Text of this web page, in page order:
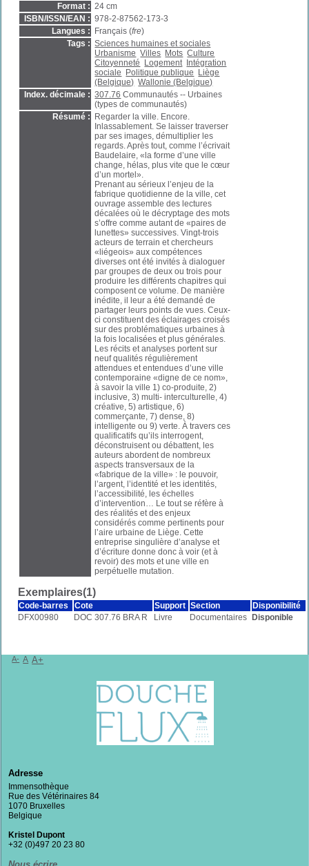
Format : 24 cm
ISBN/ISSN/EAN : 978-2-87562-173-3
Langues :
Français (fre)
Tags : Sciences humaines et sociales
Urbanisme Villes Mots Culture
Citoyenneté
Logement
Intégration
sociale
Politique publique
Liège
(Belgique) Wallonie (Belgique)
Index. décimale : 307.76 Communautés -- Urbaines
(types de communautés)
Résumé :
Regarder la ville. Encore.
Inlassablement. Se laisser traverser
par ses images, démultiplier les
regards. Après tout, comme l’écrivait
Baudelaire, «la forme d’une ville
change, hélas, plus vite que le cœur
d’un mortel».
Prenant au sérieux l’enjeu de la
fabrique quotidienne de la ville, cet
ouvrage assemble des lectures
décalées où le décryptage des mots
s’offre comme autant de «paires de
lunettes» successives. Vingt-trois
acteurs de terrain et chercheurs
«liégeois» aux compétences
diverses ont été invités à dialoguer
par groupes de deux ou trois pour
produire les différents chapitres qui
composent ce volume. De manière
inédite, il leur a été demandé de
partager leurs points de vues. Ceux-
ci constituent des éclairages croisés
sur des problématiques urbaines à
la fois localisées et plus générales.
Les récits et analyses portent sur
neuf qualités régulièrement
attendues et entendues d’une ville
contemporaine «digne de ce nom»,
à savoir la ville 1) co-produite, 2)
inclusive, 3) multi- interculturelle, 4)
créative, 5) artistique, 6)
commerçante, 7) dense, 8)
intelligente ou 9) verte. À travers ces
qualificatifs qu’ils interrogent,
déconstruisent ou débattent, les
auteurs abordent de nombreux
aspects transversaux de la
«fabrique de la ville» : le pouvoir,
l’argent, l’identité et les identités,
l’accessibilité, les échelles
d’intervention… Le tout se réfère à
des réalités et des enjeux
considérés comme pertinents pour
l’aire urbaine de Liège. Cette
entreprise singulière d’analyse et
d’écriture donne donc à voir (et à
revoir) des mots et une ville en
perpétuelle mutation.
Exemplaires(1)
Code-barres Cote Support Section
Disponibilité
DFX00980
DOC 307.76 BRA R Livre Documentaires Disponible
A- A A+
Adresse
Immensothèque
Rue des Vétérinaires 84
1070 Bruxelles
Belgique
Kristel Dupont
+32 (0)497 20 23 80